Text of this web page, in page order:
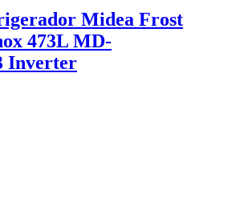
Midea Frost
473L MD-
Inverter